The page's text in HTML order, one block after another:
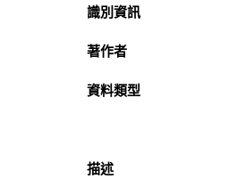
識別資訊
著作者
資料類型
描述